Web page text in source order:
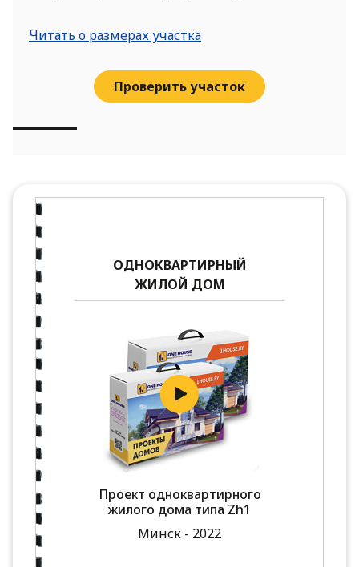
Читать о размерах участка
Проверить участок
ОДНОКВАРТИРНЫЙ
ЖИЛОЙ ДОМ
Проект одноквартирного
жилого дома типа Zh1
Минск - 2022